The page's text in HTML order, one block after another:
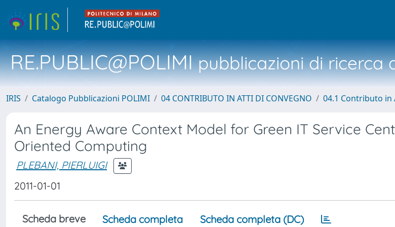
RE.PUBLIC@POLIMIpubblicazioni di ricerca
IRIS Catalogo Pubblicazioni POLIMI 04 CONTRIBUTO IN ATTI DI CONVEGNO 04.1 Contributo in
An Energy Aware Context Model for Green IT Service
Oriented Computing
PLEBANI, PIERLUIGI
2011-01-01
Scheda breve Scheda completa Scheda completa (DC)